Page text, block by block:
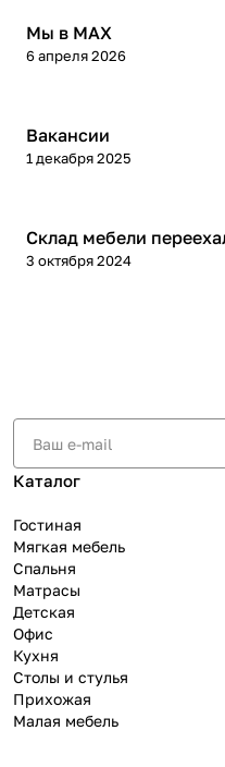
Мы в МАХ
6 апреля 2026
Вакансии
1 декабря 2025
Склад мебели
3 октября 2024
Каталог
Гостиная
Мягкая мебель
Спальня
Матрасы
Детская
Офис
Кухня
Столы и стулья
Прихожая
Малая мебель